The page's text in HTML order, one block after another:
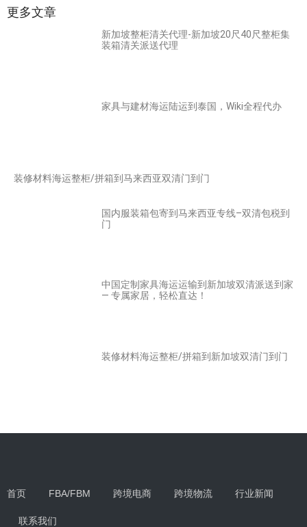
更多文章
新加坡整柜清关代理-新加坡20尺40尺整柜集
装箱清关派送代理
家具与建材海运陆运到泰国，Wiki全程代办
装修材料海运整柜/拼箱到马来西亚双清门到门
国内服装箱包寄到马来西亚专线–双清包税到
门
中国定制家具海运运输到新加坡双清派送到家
— 专属家居，轻松直达！
装修材料海运整柜/拼箱到新加坡双清门到门
首页 FBA/FBM 跨境电商 跨境物流 行业新闻
联系我们